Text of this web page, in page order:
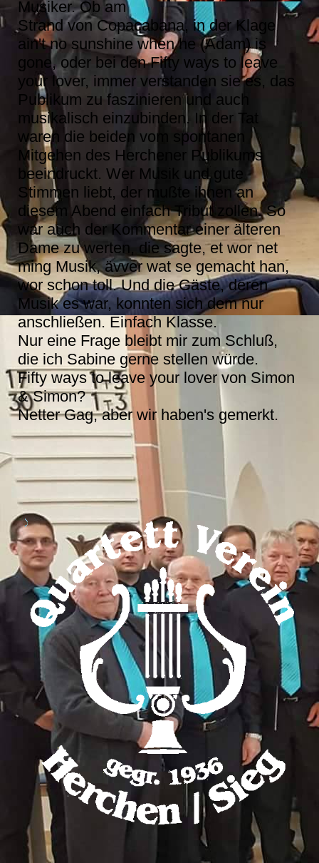
Musiker. Ob am
Strand von Copacabana, in der Klage
ain't no sunshine when he (Adam) is
gone, oder bei den Fifty ways to leave
your lover, immer verstanden sie es, das
Publikum zu faszinieren und auch
musikalisch einzubinden. In der Tat
waren die beiden vom spontanen
Mitgehen des Herchener Publikums
beeindruckt. Wer Musik und gute
Stimmen liebt, der mußte ihnen an
diesem Abend einfach Tribut zollen. So
war auch der Kommentar einer älteren
Dame zu werten, die sagte, et wor net
ming Musik, ävver wat se gemacht han,
wor schon toll. Und die Gäste, deren
Musik es war, konnten sich dem nur
anschließen. Einfach Klasse.
Nur eine Frage bleibt mir zum Schluß,
die ich Sabine gerne stellen würde.
Fifty ways to leave your lover von Simon
& Simon?
Netter Gag, aber wir haben's gemerkt.